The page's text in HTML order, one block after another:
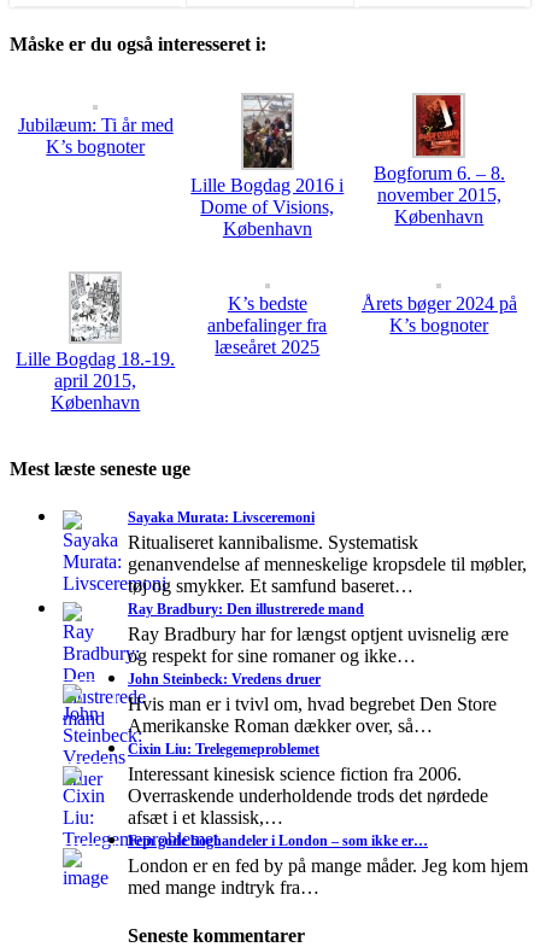
Måske er du også interesseret i:
Jubilæum: Ti år med
K’s bognoter
Lille Bogdag 2016 i
Dome of Visions,
København
Bogforum 6. – 8.
november 2015,
København
Lille Bogdag 18.-19.
april 2015,
København
K’s bedste
anbefalinger fra
læseåret 2025
Årets bøger 2024 på
K’s bognoter
Mest læste seneste uge
Sayaka Murata: Livsceremoni
Ritualiseret kannibalisme. Systematisk
genanvendelse af menneskelige kropsdele til møbler,
tøj og smykker. Et samfund baseret…
Ray Bradbury: Den illustrerede mand
Ray Bradbury har for længst optjent uvisnelig ære
og respekt for sine romaner og ikke…
John Steinbeck: Vredens druer
Hvis man er i tvivl om, hvad begrebet Den Store
Amerikanske Roman dækker over, så…
Cixin Liu: Trelegemeproblemet
Interessant kinesisk science fiction fra 2006.
Overraskende underholdende trods det nørdede
afsæt i et klassisk,…
Fem gode boghandeler i London – som ikke er…
London er en fed by på mange måder. Jeg kom hjem
med mange indtryk fra…
Seneste kommentarer